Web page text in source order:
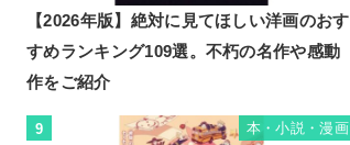
【2026年版】絶対に見てほしい洋画のおす
すめランキング109選。不朽の名作や感動
作をご紹介
9 本・小説・漫画